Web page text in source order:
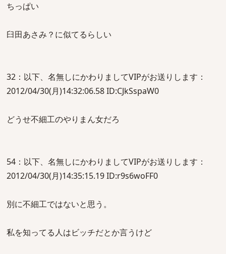
ちっぱい
臼田あさみ？に似てるらしい
32：以下、名無しにかわりましてVIPがお送りします：
2012/04/30(月)14:32:06.58 ID:CJkSspaW0
どうせ不細工のやりまん女だろ
54：以下、名無しにかわりましてVIPがお送りします：
2012/04/30(月)14:35:15.19 ID:r9s6woFF0
別に不細工ではないと思う。
私を知ってる人はビッチだとか言うけど